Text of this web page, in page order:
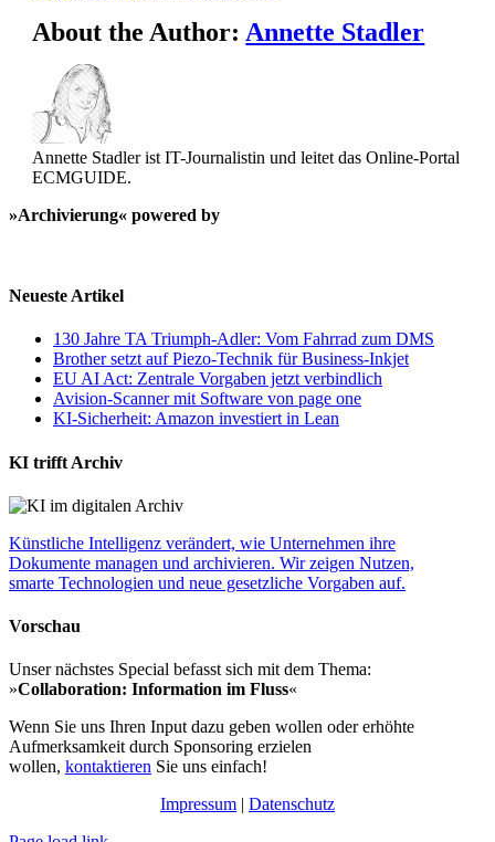
About the Author: Annette Stadler
Annette Stadler ist IT-Journalistin und leitet das Online-Portal
ECMGUIDE.
»Archivierung« powered by
Neueste Artikel
130 Jahre TA Triumph-Adler: Vom Fahrrad zum DMS
Brother setzt auf Piezo-Technik für Business-Inkjet
EU AI Act: Zentrale Vorgaben jetzt verbindlich
Avision-Scanner mit Software von page one
KI-Sicherheit: Amazon investiert in Lean
KI trifft Archiv
Künstliche Intelligenz verändert, wie Unternehmen ihre
Dokumente managen und archivieren. Wir zeigen Nutzen,
smarte Technologien und neue gesetzliche Vorgaben auf.
Vorschau
Unser nächstes Special befasst sich mit dem Thema:
»Collaboration: Information im Fluss«
Wenn Sie uns Ihren Input dazu geben wollen oder erhöhte
Aufmerksamkeit durch Sponsoring erzielen
wollen, kontaktieren Sie uns einfach!
Impressum | Datenschutz